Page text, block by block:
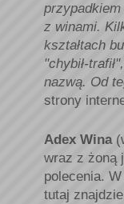
przypadkiem
z winami.
kształtach
"chybił-
nazwą. Od
strony
Adex Wina
wraz z żoną
polecenia.
tutaj